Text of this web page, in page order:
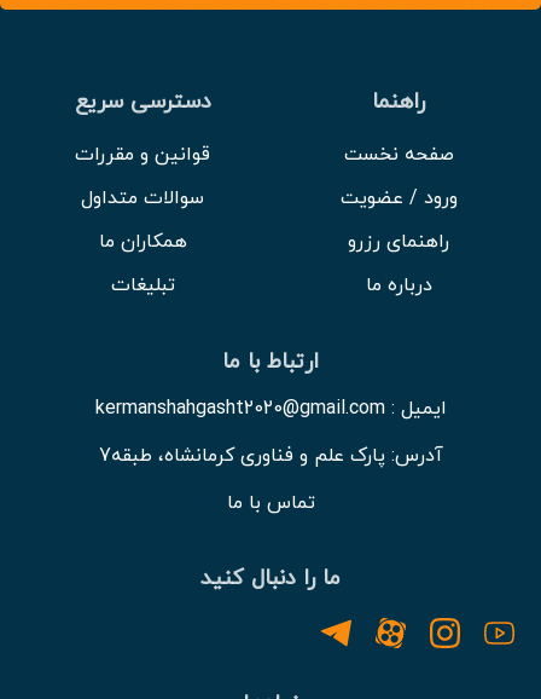
راهنما
صفحه نخست
ورود / عضویت
راهنمای رزرو
درباره ما
دسترسی سریع
قوانین و مقررات
سوالات متداول
همکاران ما
تبلیغات
ارتباط با ما
ایمیل : kermanshahgasht2020@gmail.com
آدرس: پارک علم و فناوری کرمانشاه، طبقه7
تماس با ما
ما را دنبال کنید